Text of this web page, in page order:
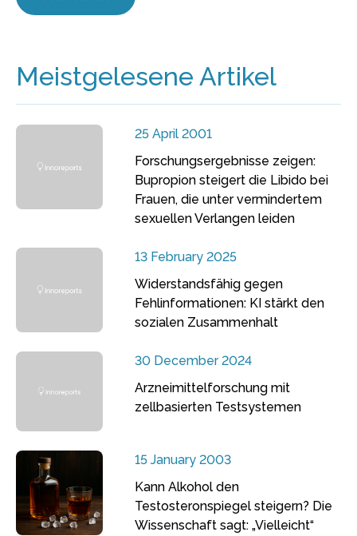
Meistgelesene Artikel
25 April 2001
Forschungsergebnisse zeigen:
Bupropion steigert die Libido bei
Frauen, die unter vermindertem
sexuellen Verlangen leiden
13 February 2025
Widerstandsfähig gegen
Fehlinformationen: KI stärkt den
sozialen Zusammenhalt
30 December 2024
Arzneimittelforschung mit
zellbasierten Testsystemen
15 January 2003
Kann Alkohol den
Testosteronspiegel steigern? Die
Wissenschaft sagt: „Vielleicht“